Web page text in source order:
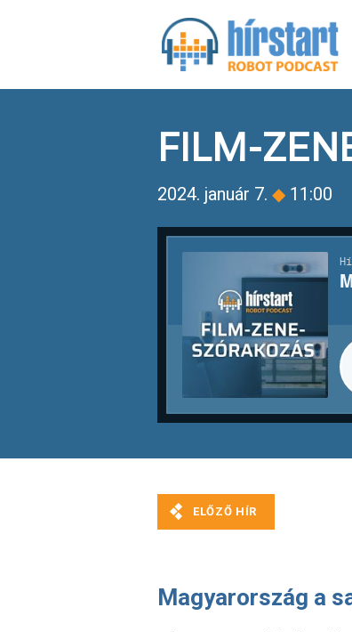
FILM-
2024. január 7. ◆ 11:00
Magyarország a